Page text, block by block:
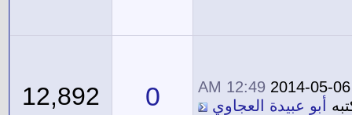
2014-05-06
12:49 AM
أبو عبيدة العجاوي 0
12,892